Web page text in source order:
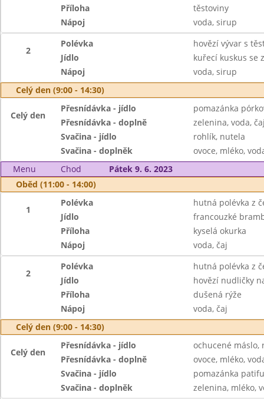
Příloha
těstoviny
Nápoj
voda, sirup
2
Polévka
hovězí vývar s
Jídlo
kuřecí kuskus se
Nápoj
voda, sirup
Celý den (9:00 - 14:30)
Celý den
Přesnídávka - jídlo
pomazánka
Přesnídávka - doplně
zelenina, voda,
Svačina - jídlo
rohlík, nutela
Svačina - doplněk
ovoce, mléko,
Menu
Chod
Pátek 9. 6. 2023
Oběd (11:00 - 14:00)
1
Polévka
hutná polévka z
Jídlo
francouzké
Příloha
kyselá okurka
Nápoj
voda, čaj
2
Polévka
hutná polévka z
Jídlo
hovězí nudličky
Příloha
dušená rýže
Nápoj
voda, čaj
Celý den (9:00 - 14:30)
Celý den
Přesnídávka - jídlo
ochucené máslo,
Přesnídávka - doplně
ovoce, mléko,
Svačina - jídlo
pomazánka
Svačina - doplněk
zelenina, mléko,